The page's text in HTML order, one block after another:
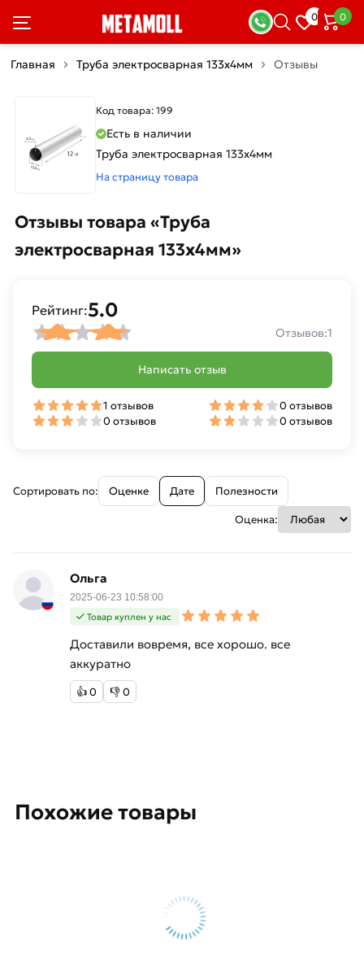
0 0
Главная Труба электросварная 133х4мм Отзывы
Код товара: 199
Есть в наличии
Труба электросварная 133х4мм
На страницу товара
Отзывы товара «Труба
электросварная 133х4мм»
Сортировать по: Оценке Дате Полезности
Оценка:
Ольга
2025-06-23 10:58:00
Товар куплен у нас
Доставили вовремя, все хорошо. все
аккуратно
👍0 👎0
Рейтинг:5.0
Отзывов:1
Написать отзыв
1 отзывов
0 отзывов
0 отзывов
0 отзывов
Похожие товары